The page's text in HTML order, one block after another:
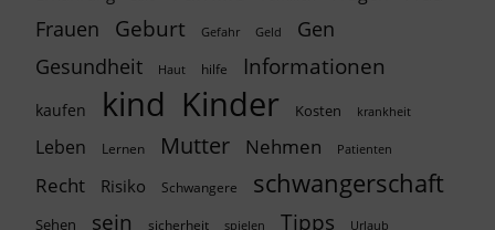
Frauen Geburt Gefahr Geld
Gen
Gesundheit
Haut hilfe Informationen
kaufen kind Kinder Kosten krankheit
Leben Lernen Mutter Nehmen Patienten
Recht Risiko Schwangere schwangerschaft
Sehen sein sicherheit spielen Tipps Urlaub